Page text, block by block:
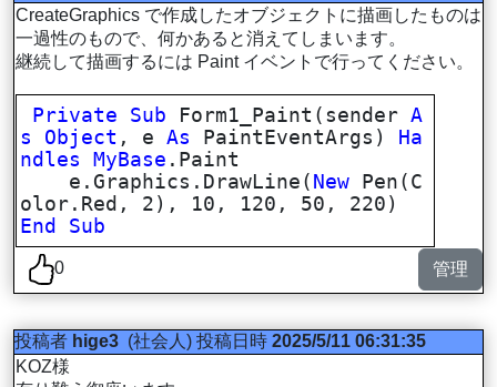
CreateGraphics で作成したオブジェクトに描画したものは
一過性のもので、何かあると消えてしまいます。
継続して描画するには Paint イベントで行ってください。
Private Sub Form1_Paint(senderA
s
Object , eAs PaintEventArgs) Ha
ndles
MyBase .Paint
e.Graphics.DrawLine( New Pen(C
olor.Red, 2), 10, 120, 50, 220)
End
Sub
0 管理
投稿者 hige3 (社会人) 投稿日時 2025/5/11 06:31:35
KOZ様